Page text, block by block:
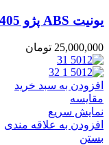
یونیت ABS پژو 405 مدل MGH80 کروز
25,000,000 تومان
افزودن به سبد خرید
مقایسه
نمایش سریع
افزودن به علاقه مندی
بستن